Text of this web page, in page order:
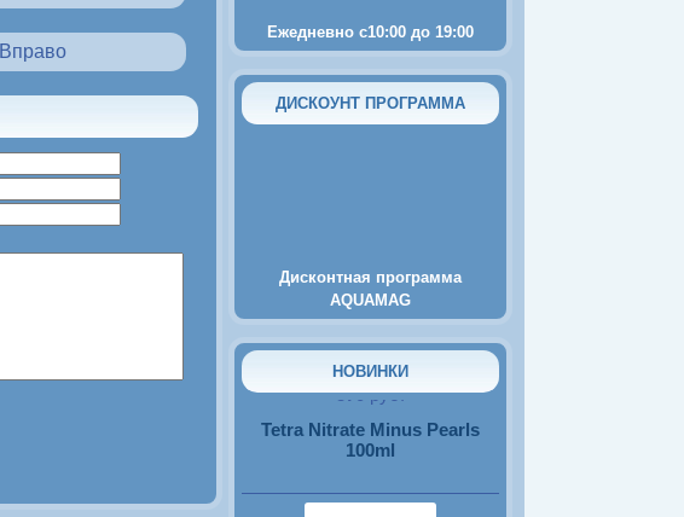
Вправо
Ежедневно с10:00 до 19:00
ДИСКОУНТ ПРОГРАММА
Дисконтная программа
AQUAMAG
НОВИНКИ
2250руб.
570руб.
Tetra Nitrate Minus Pearls
100ml